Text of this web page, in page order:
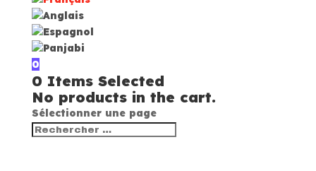
0
0 Items Selected
No products in the cart.
Sélectionner une page